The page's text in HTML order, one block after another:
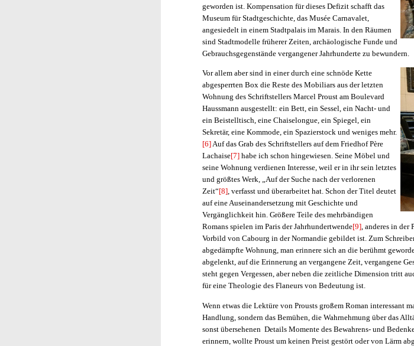
geworden ist. Kompensation für dieses Defizit schafft das
Museum für Stadtgeschichte, das Musée Carnavalet,
angesiedelt in einem Stadtpalais im Marais. In den Räumen
sind Stadtmodelle früherer Zeiten, archäologische Funde und
Gebrauchsgegenstände vergangener Jahrhunderte zu bewundern.
Vor allem aber sind in einer durch eine schnöde Kette
abgesperrten Box die Reste des Mobiliars aus der letzten
Wohnung des Schriftstellers Marcel Proust am Boulevard
Haussmann ausgestellt: ein Bett, ein Sessel, ein Nacht- und
ein Beistelltisch, eine Chaiselongue, ein Spiegel, ein
Sekretär, eine Kommode, ein Spazierstock und weniges mehr.
[6]Auf das Grab des Schriftstellers auf dem Friedhof Père
Lachaise[7] habe ich schon hingewiesen. Seine Möbel und
seine Wohnung verdienen Interesse, weil er in ihr sein letztes
und größtes Werk, „Auf der Suche nach der verlorenen
Zeit“[8], verfasst und überarbeitet hat. Schon der Titel deutet
auf eine Auseinandersetzung mit Geschichte und
Vergänglichkeit hin. Größere Teile des mehrbändigen
Romans spielen im Paris der Jahrhundertwende[9], anderes in der
Vorbild von Cabourg in der Normandie gebildet ist. Zum
abgedämpfte Wohnung, man erinnere sich an die berühmt
abgelenkt, auf die Erinnerung an vergangene Zeit, vergangene
steht gegen Vergessen, aber neben die zeitliche Dimension tritt
für eine Theologie des Flaneurs von Bedeutung ist.
Wenn etwas die Lektüre von Prousts großem Roman interessant
Handlung, sondern das Bemühen, die Wahrnehmung über das
sonst übersehenen Details Momente des Bewahrens- und
erinnern, wollte Proust um keinen Preist gestört oder von Lärm